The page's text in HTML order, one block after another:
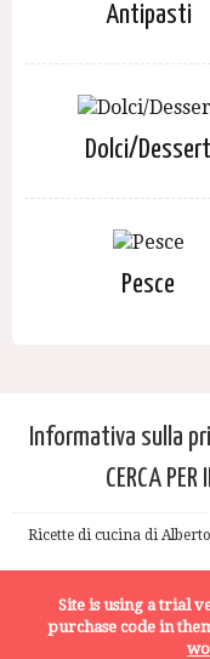
Antipasti
Dolci/Dessert
Pesce
Informativa sulla
CERCA PER
Ricette di cucina di
Site is using a trial
purchase code in